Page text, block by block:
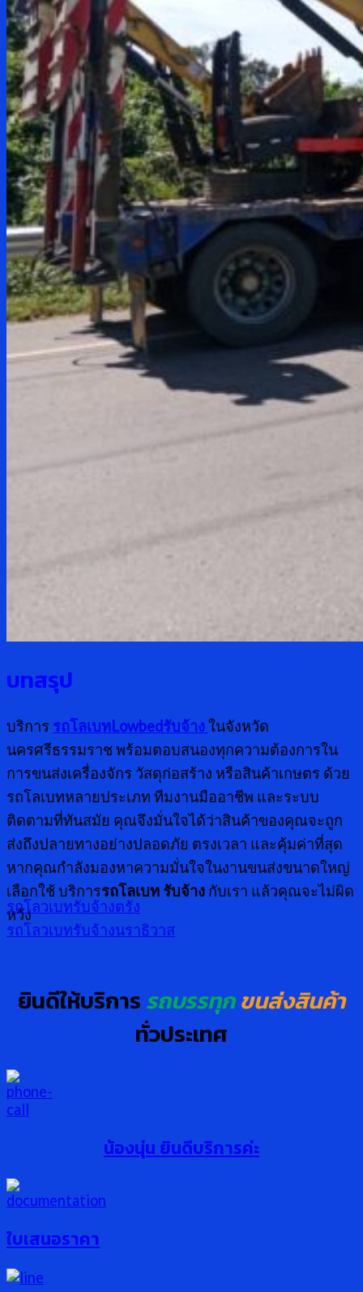
บทสรุป
บริการ รถโลเบทLowbedรับจ้างในจังหวัด
นครศรีธรรมราช พร้อมตอบสนองทุกความต้องการใน
การขนส่งเครื่องจักร วัสดุก่อสร้าง หรือสินค้าเกษตร ด้วย
รถโลเบทหลายประเภท ทีมงานมืออาชีพ และระบบ
ติดตามที่ทันสมัย คุณจึงมั่นใจได้ว่าสินค้าของคุณจะถูก
ส่งถึงปลายทางอย่างปลอดภัย ตรงเวลา และคุ้มค่าที่สุด
หากคุณกำลังมองหาความมั่นใจในงานขนส่งขนาดใหญ่
เลือกใช้ บริการรถโลเบท รับจ้าง กับเรา แล้วคุณจะไม่ผิด
หวัง
รถโลวเบทรับจ้างตรัง
รถโลวเบทรับจ้างนราธิวาส
ยินดีให้บริการรถบรรทุกขนส่งสินค้า
ทั่วประเทศ
น้องนุ่น ยินดีบริการค่ะ
ใบเสนอราคา